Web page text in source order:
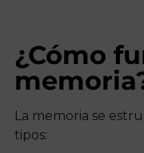
¿Cómo
La memoria se
tipos: